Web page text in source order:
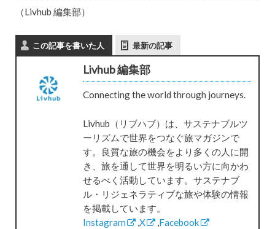
（Livhub 編集部）
この記事を書いた人 最新の記事
Livhub 編集部
Connecting the world through journeys.
Livhub（リブハブ）は、サステナブルツ
ーリズムで世界をつなぐ旅マガジンで
す。良質な旅の機会をより多くの人に開
き、旅を通して世界を明るい方に向かわ
せるべく活動しています。サステナブ
ル・リジェネラティブな旅や体験の情報
を掲載しています。
Instagram
,X ,Facebook